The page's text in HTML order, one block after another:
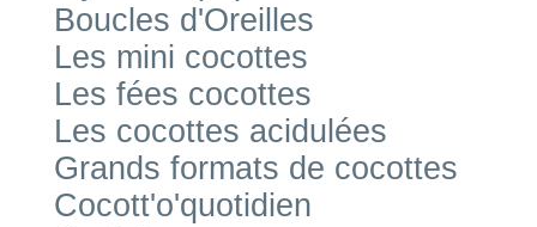
Boucles d'Oreilles
Les mini cocottes
Les fées cocottes
Les cocottes acidulées
Grands formats de cocottes
Cocott'o'quotidien